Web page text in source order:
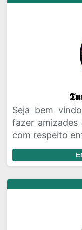
Seja bem
fazer amizades
com respeito